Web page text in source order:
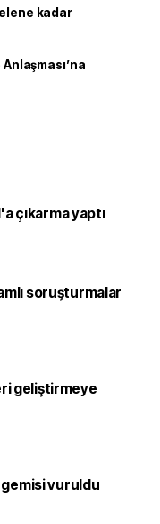
kadar
çıkarma yaptı
soruşturmalar
geliştirmeye
gemisi vuruldu